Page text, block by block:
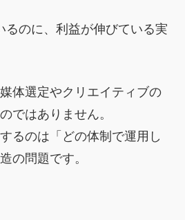
るのに、利益が伸びている実
体選定やクリエイティブの
ではありません。
るのは「どの体制で運用し
の問題です。